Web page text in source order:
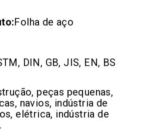
Folha de aço
DIN, GB, JIS, EN, BS
peças pequenas,
navios, indústria de
elétrica, indústria de